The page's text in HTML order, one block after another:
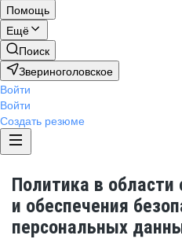
Помощь
Ещё
Поиск
Звериноголовское
Войти
Войти
Создать резюме
Политика в области
и обеспечения
персональных